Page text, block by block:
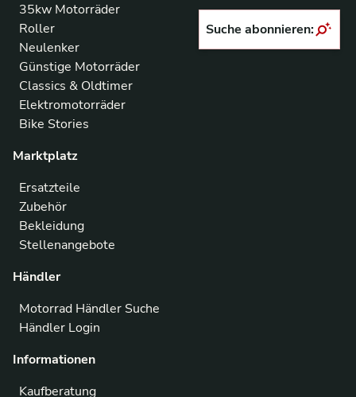
35kw Motorräder
Roller
Neulenker
Günstige Motorräder
Classics & Oldtimer
Elektromotorräder
Bike Stories
Marktplatz
Ersatzteile
Zubehör
Bekleidung
Stellenangebote
Händler
Motorrad Händler Suche
Händler Login
Informationen
Kaufberatung
Suche abonnieren: